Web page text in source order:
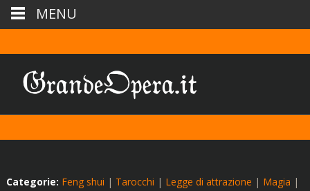
Categorie: Feng shui | Tarocchi | Legge di attrazione | Magia |
MENU